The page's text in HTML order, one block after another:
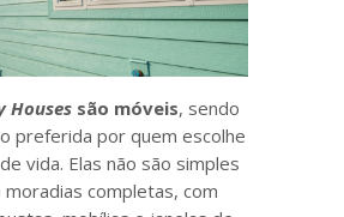
Houses são móveis, sendo
preferida por quem escolhe
vida. Elas não são simples
completas, com